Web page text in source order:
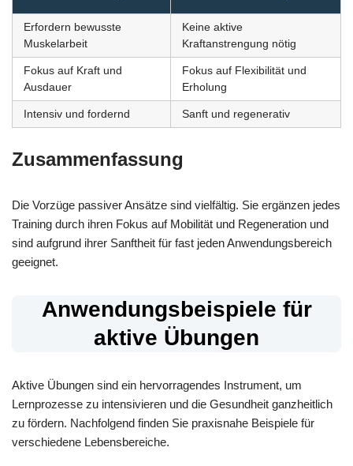
Erfordern bewusste
Muskelarbeit
Keine aktive
Kraftanstrengung nötig
Fokus auf Kraft und
Ausdauer
Fokus auf Flexibilität und
Erholung
Intensiv und fordernd Sanft und regenerativ
Zusammenfassung
Die Vorzüge passiver Ansätze sind vielfältig. Sie ergänzen jedes
Training durch ihren Fokus auf Mobilität und Regeneration und
sind aufgrund ihrer Sanftheit für fast jeden Anwendungsbereich
geeignet.
Anwendungsbeispiele für
aktive Übungen
Aktive Übungen sind ein hervorragendes Instrument, um
Lernprozesse zu intensivieren und die Gesundheit ganzheitlich
zu fördern. Nachfolgend finden Sie praxisnahe Beispiele für
verschiedene Lebensbereiche.